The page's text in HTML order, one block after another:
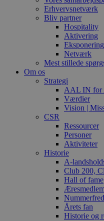
Erhvervsnetværk
Bliv partner
Hospitality
Aktivering
Eksponering
Netværk
Mest stillede
Om os
Strategi
AAL IN for
Værdier
Vision |
CSR
Ressourcer
Personer
Aktiviteter
Historie
A-
Club 200,
Hall of fame
Årets fan
Historie og